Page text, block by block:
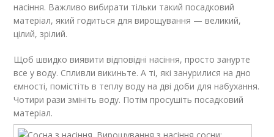
насіння. Важливо вибирати тільки такий посадковий
матеріал, який годиться для вирощування — великий,
цілий, зрілий.
Щоб швидко виявити відповідні насіння, просто занурте
все у воду. Спливли викиньте. А ті, які занурилися на дно
ємності, помістіть в теплу воду на дві доби для набухання.
Чотири рази змініть воду. Потім просушіть посадковий
матеріал.